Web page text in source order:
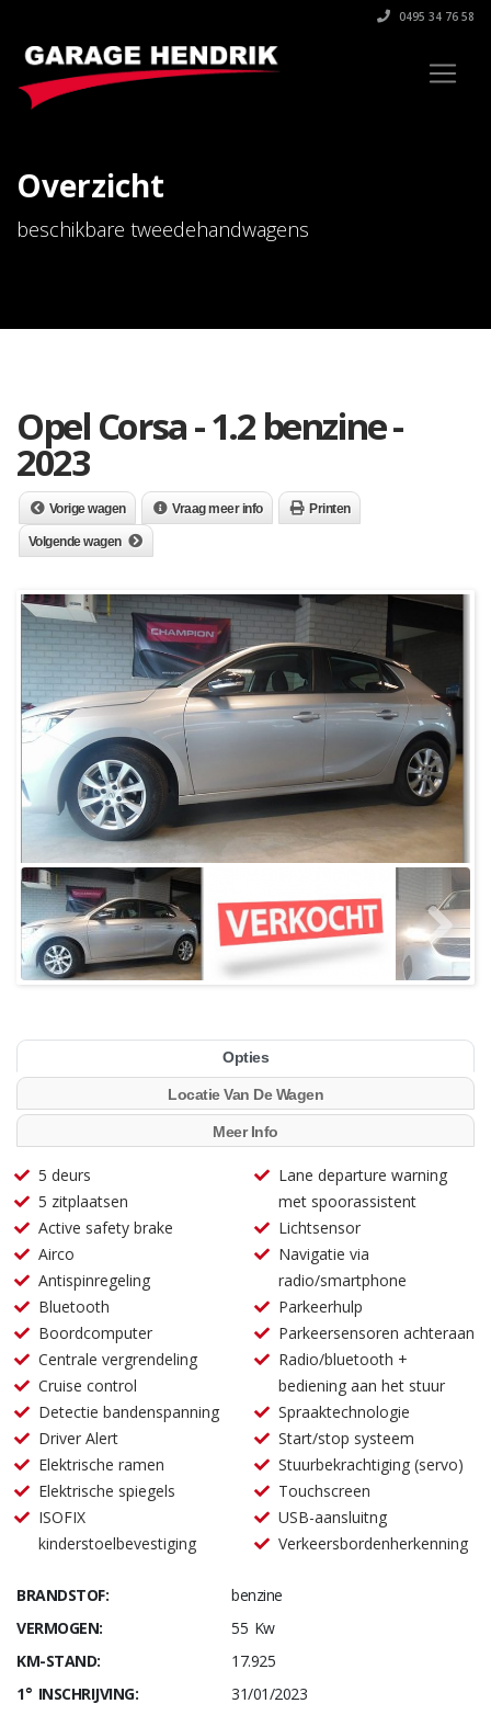
0495 34 76 58
Overzicht
beschikbare tweedehandwagens
Opel Corsa - 1.2 benzine -
2023
Vorige wagen Vraag meer info Printen
Volgende wagen
Opties
Locatie Van De Wagen
Meer Info
5 deurs
5 zitplaatsen
Active safety brake
Airco
Antispinregeling
Bluetooth
Boordcomputer
Centrale vergrendeling
Cruise control
Detectie bandenspanning
Driver Alert
Elektrische ramen
Elektrische spiegels
ISOFIX
kinderstoelbevestiging
Lane departure warning
met spoorassistent
Lichtsensor
Navigatie via
radio/smartphone
Parkeerhulp
Parkeersensoren achteraan
Radio/bluetooth +
bediening aan het stuur
Spraaktechnologie
Start/stop systeem
Stuurbekrachtiging (servo)
Touchscreen
USB-aansluitng
Verkeersbordenherkenning
BRANDSTOF:
benzine
VERMOGEN:
55 Kw
KM-STAND:
17.925
1° INSCHRIJVING:
31/01/2023